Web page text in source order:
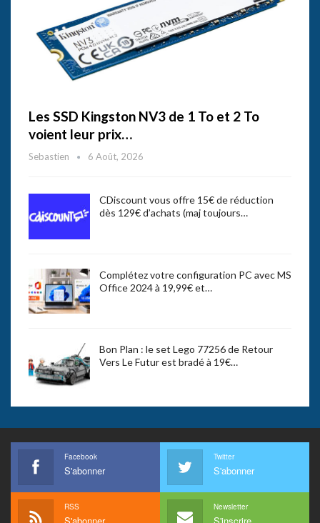
Les SSD Kingston NV3 de 1 To et 2 To
voient leur prix…
Sebastien 6 Août, 2026
CDiscount vous offre 15€ de réduction
dès 129€ d’achats (maj toujours…
Complétez votre configuration PC avec MS
Office 2024 à 19,99€ et…
Bon Plan : le set Lego 77256 de Retour
Vers Le Futur est bradé à 19€…
Facebook
S'abonner
Twitter
S'abonner
RSS Newsletter